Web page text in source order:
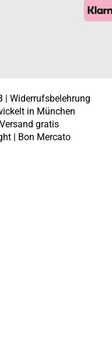
| Widerrufsbelehrung
in München
gratis
| Bon Mercato